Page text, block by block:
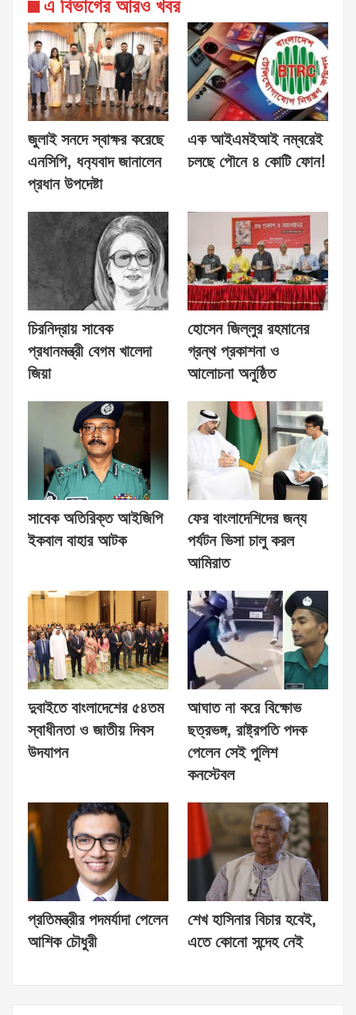
এ বিভাগের আরও খবর
জুলাই সনদে স্বাক্ষর করেছে
এনসিপি, ধন‍্যবাদ জানালেন
প্রধান উপদেষ্টা
এক আইএমইআই নম্বরেই
চলছে পৌনে ৪ কোটি ফোন!
চিরনিদ্রায় সাবেক
প্রধানমন্ত্রী বেগম খালেদা
জিয়া
হোসেন জিল্লুর রহমানের
গ্রন্থ প্রকাশনা ও
আলোচনা অনুষ্ঠিত
সাবেক অতিরিক্ত আইজিপি
ইকবাল বাহার আটক
ফের বাংলাদেশিদের জন্য
পর্যটন ভিসা চালু করল
আমিরাত
দুবাইতে বাংলাদেশের ৫৪তম
স্বাধীনতা ও জাতীয় দিবস
উদযাপন
আঘাত না করে বিক্ষোভ
ছত্রভঙ্গ, রাষ্ট্রপতি পদক
পেলেন সেই পুলিশ
কনস্টেবল
প্রতিমন্ত্রীর পদমর্যাদা পেলেন
আশিক চৌধুরী
শেখ হাসিনার বিচার হবেই,
এতে কোনো সন্দেহ নেই